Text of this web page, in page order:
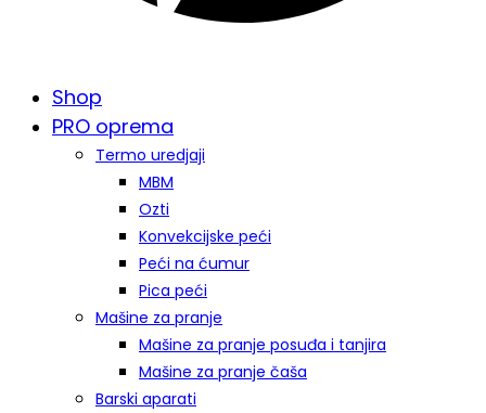
Shop
PRO oprema
Termo uredjaji
MBM
Ozti
Konvekcijske peći
Peći na ćumur
Pica peći
Mašine za pranje
Mašine za pranje posuđa i tanjira
Mašine za pranje čaša
Barski aparati